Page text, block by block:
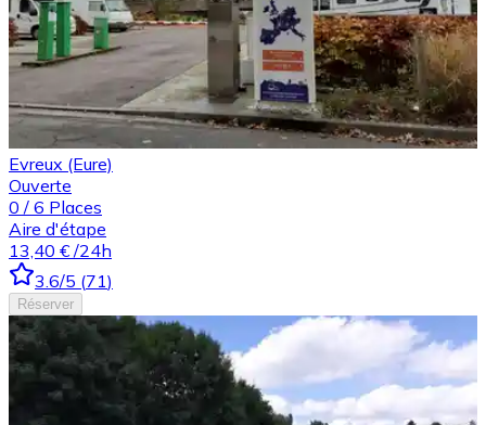
Evreux (Eure)
Ouverte
0 / 6 Places
Aire d'étape
13,40 € /24h
3.6/5 (71)
Réserver